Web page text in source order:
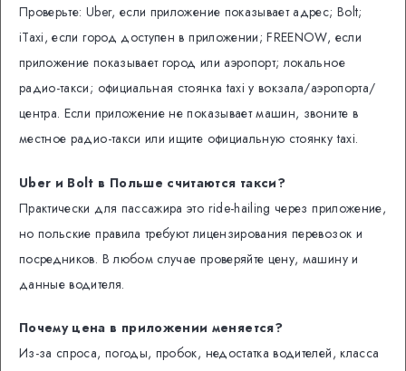
Проверьте: Uber, если приложение показывает адрес; Bolt;
iTaxi, если город доступен в приложении; FREENOW, если
приложение показывает город или аэропорт; локальное
радио-такси; официальная стоянка taxi у вокзала/аэропорта/
центра. Если приложение не показывает машин, звоните в
местное радио-такси или ищите официальную стоянку taxi.
Uber и Bolt в Польше считаются такси?
Практически для пассажира это ride-hailing через приложение,
но польские правила требуют лицензирования перевозок и
посредников. В любом случае проверяйте цену, машину и
данные водителя.
Почему цена в приложении меняется?
Из-за спроса, погоды, пробок, недостатка водителей, класса